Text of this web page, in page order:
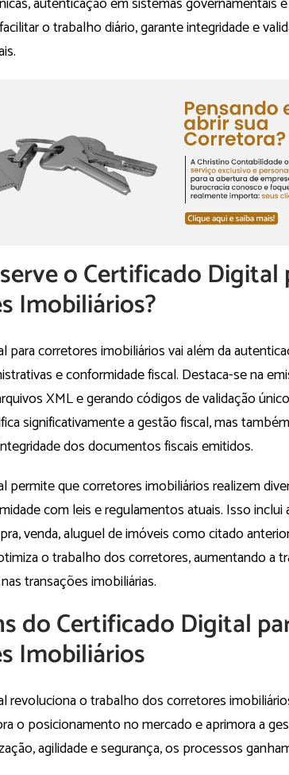
o trabalho diário, garante integridade e
o Certificado Digital
Imobiliários?
para corretores imobiliários vai além da
e conformidade fiscal. Destaca-se na
XML e gerando códigos de validação
significativamente a gestão fiscal, mas
dos documentos fiscais emitidos.
permite que corretores imobiliários realizem
com leis e regulamentos atuais. Isso inclui
venda, aluguel de imóveis como citado
o trabalho dos corretores, aumentando a
transações imobiliárias.
do Certificado Digital
Imobiliários
revoluciona o trabalho dos corretores
o posicionamento no mercado e aprimora a
agilidade e segurança, os processos